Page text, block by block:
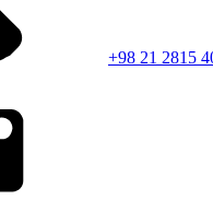
+98 21 2815